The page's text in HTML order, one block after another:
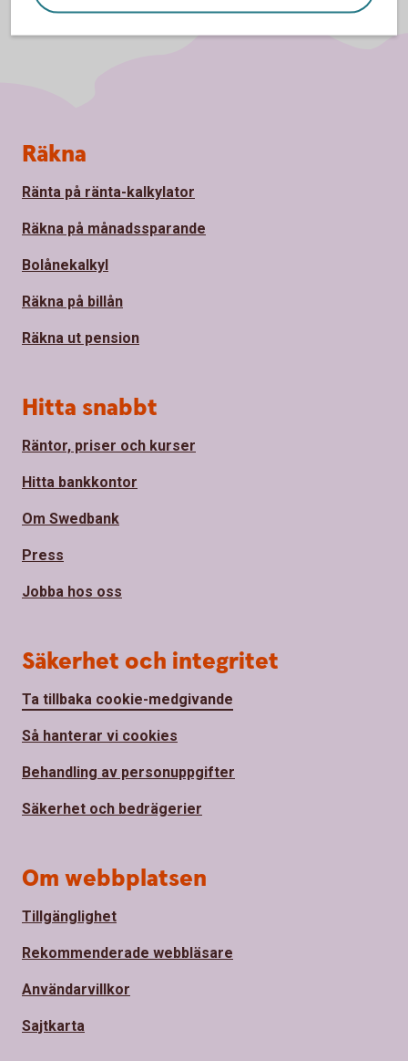
Sidfot
Räkna
Ränta på ränta-kalkylator
Räkna på månadssparande
Bolånekalkyl
Räkna på billån
Räkna ut pension
Hitta snabbt
Räntor, priser och kurser
Hitta bankkontor
Om Swedbank
Press
Jobba hos oss
Säkerhet och integritet
Ta tillbaka cookie-medgivande
Så hanterar vi cookies
Behandling av personuppgifter
Säkerhet och bedrägerier
Om webbplatsen
Tillgänglighet
Rekommenderade webbläsare
Användarvillkor
Sajtkarta